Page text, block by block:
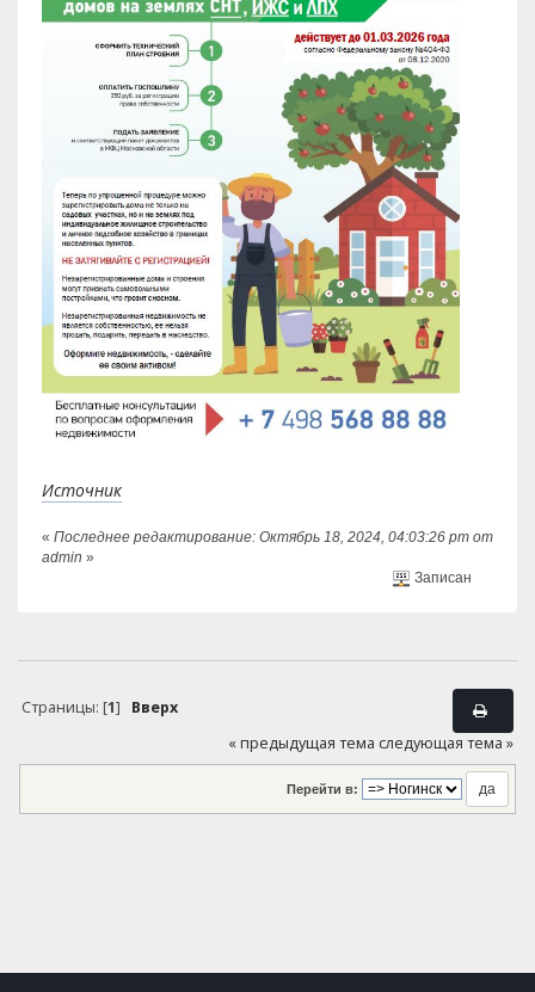
Источник
« Последнее редактирование: Октябрь 18, 2024, 04:03:26 pm от
admin »
Записан
Страницы: [1] Вверх
« предыдущая тема следующая тема »
Перейти в: